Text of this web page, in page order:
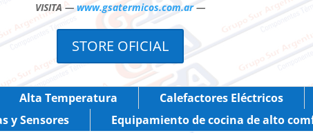
VISITA — www.gsatermicos.com.ar —
STORE OFICIAL
Alta Temperatura Calefactores Eléctricos
y Sensores Equipamiento de cocina de alto